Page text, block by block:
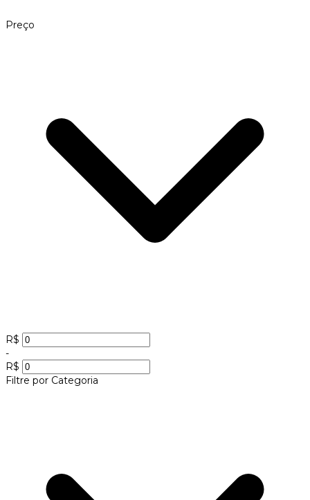
Preço
R$
-
R$
Filtre por Categoria